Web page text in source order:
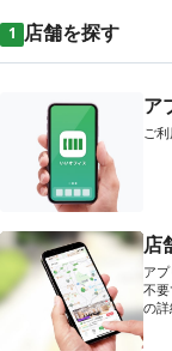
1 店舗を探す
ア
ご
店
ア
不
の詳